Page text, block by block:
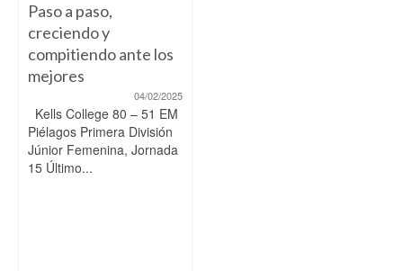
Paso a paso,
creciendo y
compitiendo ante los
mejores
04/02/2025
Kells College 80 – 51 EM
Piélagos Primera División
Júnior Femenina, Jornada
15 Último...